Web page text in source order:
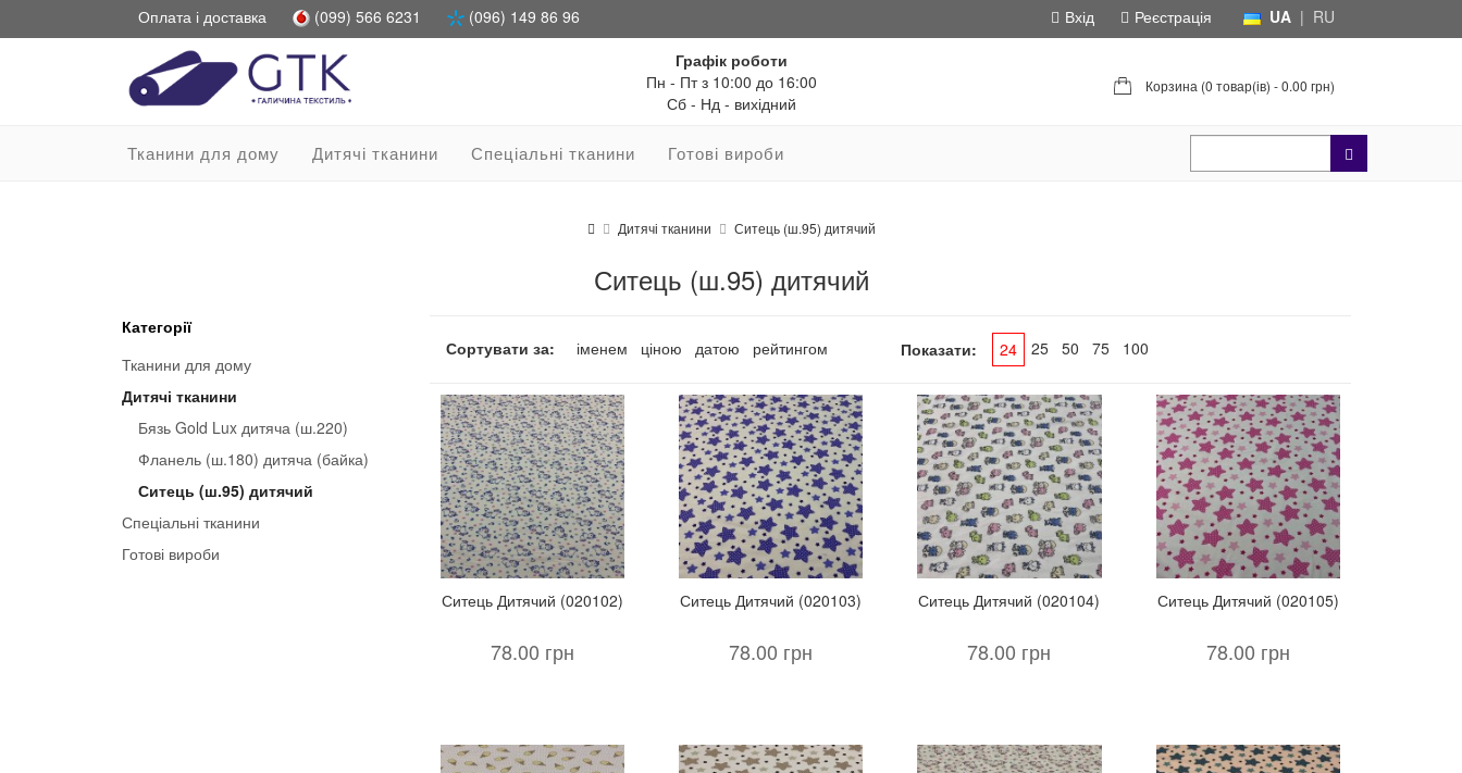
Оплата і доставка (099) 566 6231 (096) 149 86 96 UA | RU
Вхід
Реєстрація
Графік роботи
Пн - Пт з 10:00 до 16:00
Сб - Нд - вихідний
Корзина (0 товар(ів) - 0.00 грн)
Тканини для дому Дитячі тканини Спеціальні тканини Готові вироби
Дитячі тканини Ситець (ш.95) дитячий
Ситець (ш.95) дитячий
Категорії
Тканини для дому
Дитячі тканини
Бязь Gold Lux дитяча (ш.220)
Фланель (ш.180) дитяча (байка)
Ситець (ш.95) дитячий
Спеціальні тканини
Готові вироби
Сортувати за: іменем ціною датою рейтингом Показати: 24 25 50 75 100
Ситець Дитячий (020102)
78.00 грн
Ситець Дитячий (020103)
78.00 грн
Ситець Дитячий (020104)
78.00 грн
Ситець Дитячий (020105)
78.00 грн